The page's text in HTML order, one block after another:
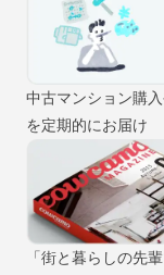
中古マンション購
を定期的にお届け
「街と暮らしの先